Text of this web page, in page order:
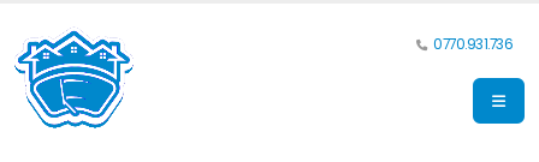
0770.931.736